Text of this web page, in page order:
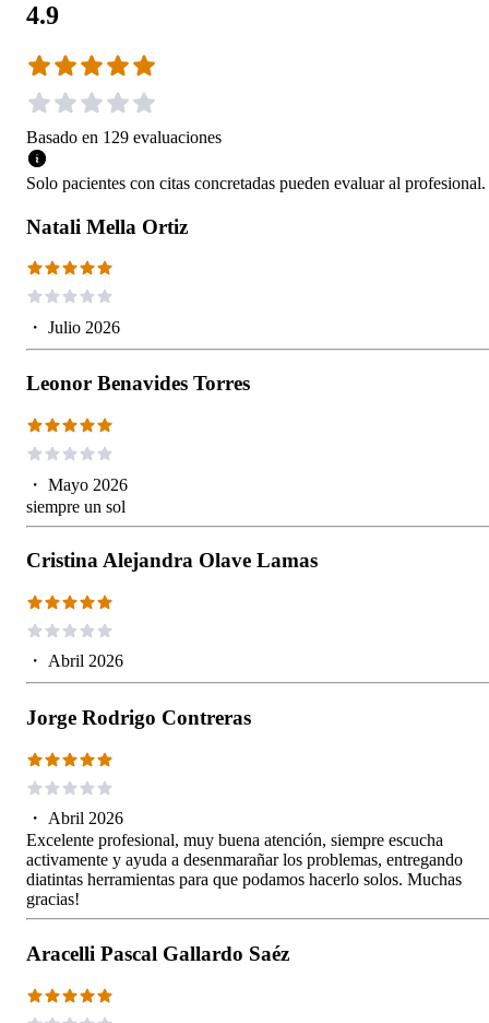
4.9
Basado en 129 evaluaciones
Solo pacientes con citas concretadas pueden evaluar al profesional.
Natali Mella Ortiz
・ Julio 2026
Leonor Benavides Torres
・ Mayo 2026
siempre un sol
Cristina Alejandra Olave Lamas
・ Abril 2026
Jorge Rodrigo Contreras
・ Abril 2026
Excelente profesional, muy buena atención, siempre escucha
activamente y ayuda a desenmarañar los problemas, entregando
diatintas herramientas para que podamos hacerlo solos. Muchas
gracias!
Aracelli Pascal Gallardo Saéz